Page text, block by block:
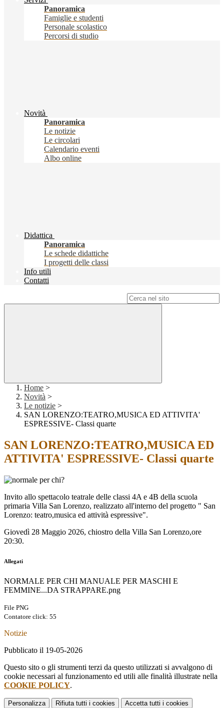
Panoramica
Famiglie e studenti
Personale scolastico
Percorsi di studio
Novità
Panoramica
Le notizie
Le circolari
Calendario eventi
Albo online
Didattica
Panoramica
Le schede didattiche
I progetti delle classi
Info utili
Contatti
Home >
Novità >
Le notizie >
SAN LORENZO:TEATRO,MUSICA ED ATTIVITA'
ESPRESSIVE- Classi quarte
SAN LORENZO:TEATRO,MUSICA ED
ATTIVITA' ESPRESSIVE- Classi quarte
Invito allo spettacolo teatrale delle classi 4A e 4B della scuola
primaria Villa San Lorenzo, realizzato all'interno del progetto " San
Lorenzo: teatro,musica ed attività espressive".
Giovedì 28 Maggio 2026, chiostro della Villa San Lorenzo,ore
20:30.
Allegati
NORMALE PER CHI MANUALE PER MASCHI E
FEMMINE...DA STRAPPARE.png
File PNG
Contatore click: 55
Notizie
Pubblicato il 19-05-2026
Questo sito o gli strumenti terzi da questo utilizzati si avvalgono di
cookie necessari al funzionamento ed utili alle finalità illustrate nella
COOKIE POLICY.
Personalizza Rifiuta tutti i cookies Accetta tutti i cookies